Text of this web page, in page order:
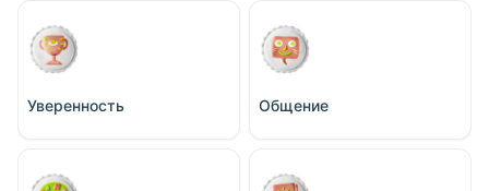
Уверенность Общение